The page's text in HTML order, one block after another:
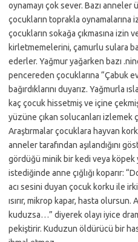
oynamayı çok sever. Bazı
çocukların toprakla oynamalarına
çocukların sokağa çıkmasına izin
kirletmemelerini, çamurlu sulara
ederler. Yağmur yağarken bazı
pencereden çocuklarına “Çabuk
bağırdıklarını duyarız. Yağmurla
kaç çocuk hissetmiş ve içine
yüzüne çıkan solucanları izlemek
Araştırmalar çocuklara hayvan
anneler tarafından aşılandığını
gördüğü minik bir kedi veya köpek
istediğinde anne çığlığı koparır:
acı sesini duyan çocuk korku ile
ısırır, mikrop kapar, hasta
kuduzsa…” diyerek olayı iyice
pekiştirir. Kuduzun öldürücü bir